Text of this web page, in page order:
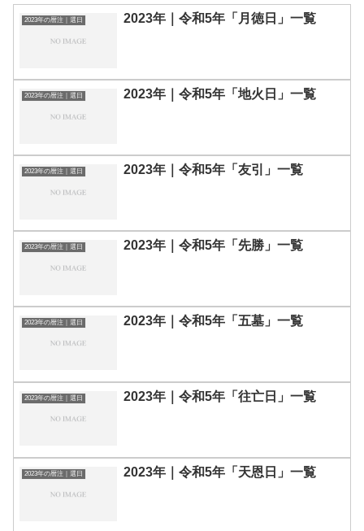
2023年の暦注｜選日 2023年｜令和5年「月徳日」一覧
2023年の暦注｜選日 2023年｜令和5年「地火日」一覧
2023年の暦注｜選日 2023年｜令和5年「友引」一覧
2023年の暦注｜選日 2023年｜令和5年「先勝」一覧
2023年の暦注｜選日 2023年｜令和5年「五墓」一覧
2023年の暦注｜選日 2023年｜令和5年「往亡日」一覧
2023年の暦注｜選日 2023年｜令和5年「天恩日」一覧